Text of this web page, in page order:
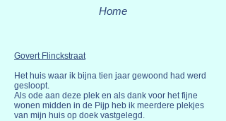
Home
Govert Flinckstraat
Het huis waar ik bijna tien jaar gewoond had werd
gesloopt.
Als ode aan deze plek en als dank voor het fijne
wonen midden in de Pijp heb ik meerdere plekjes
van mijn huis op doek vastgelegd.